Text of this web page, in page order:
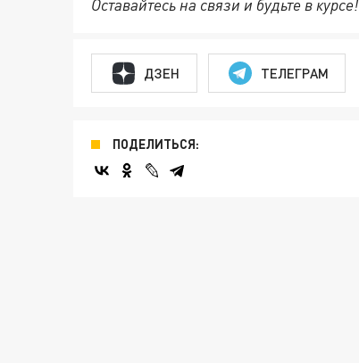
Оставайтесь на связи и будьте в курсе!
ДЗЕН ТЕЛЕГРАМ
ПОДЕЛИТЬСЯ: